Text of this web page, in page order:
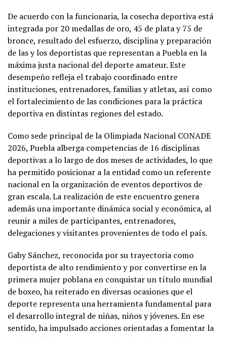
De acuerdo con la funcionaria, la cosecha deportiva está
integrada por 20 medallas de oro, 45 de plata y 75 de
bronce, resultado del esfuerzo, disciplina y preparación
de las y los deportistas que representan a Puebla en la
máxima justa nacional del deporte amateur. Este
desempeño refleja el trabajo coordinado entre
instituciones, entrenadores, familias y atletas, así como
el fortalecimiento de las condiciones para la práctica
deportiva en distintas regiones del estado.
Como sede principal de la Olimpiada Nacional CONADE
2026, Puebla alberga competencias de 16 disciplinas
deportivas a lo largo de dos meses de actividades, lo que
ha permitido posicionar a la entidad como un referente
nacional en la organización de eventos deportivos de
gran escala. La realización de este encuentro genera
además una importante dinámica social y económica, al
reunir a miles de participantes, entrenadores,
delegaciones y visitantes provenientes de todo el país.
Gaby Sánchez, reconocida por su trayectoria como
deportista de alto rendimiento y por convertirse en la
primera mujer poblana en conquistar un título mundial
de boxeo, ha reiterado en diversas ocasiones que el
deporte representa una herramienta fundamental para
el desarrollo integral de niñas, niños y jóvenes. En ese
sentido, ha impulsado acciones orientadas a fomentar la